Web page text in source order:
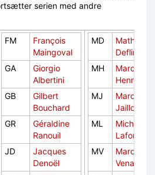
serien med andre
FM
François
Maingoval
GA
Giorgio
Albertini
GB
Gilbert
Bouchard
GR
Géraldine
Ranouil
JD
Jacques
Denoël
MD
Mathieu
Defline
MH
Marc
MJ
Marc
Jailloux
ML
Michel
Lafon
MV
Marco
Venanzi